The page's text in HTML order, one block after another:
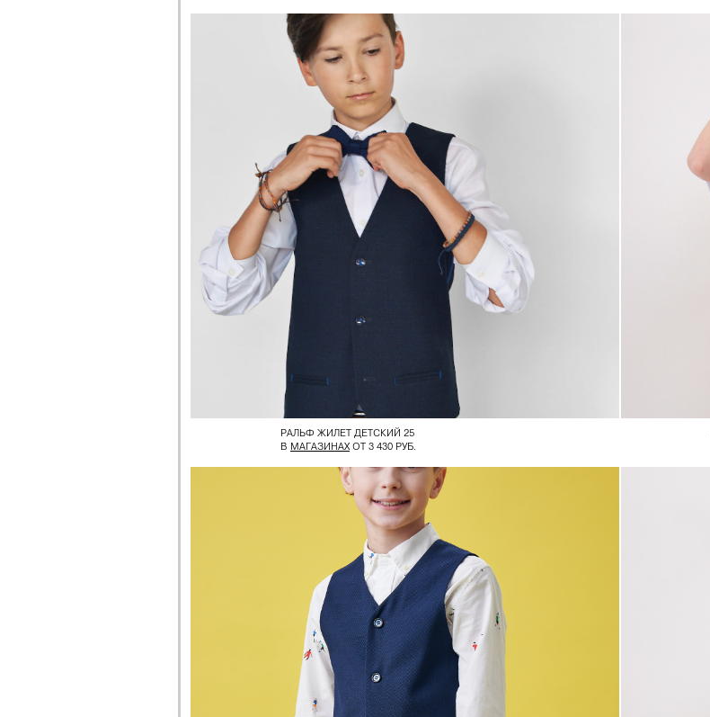
РАЛЬФ ЖИЛЕТ ДЕТСКИЙ 25
В МАГАЗИНАХОТ 3 430 РУБ.